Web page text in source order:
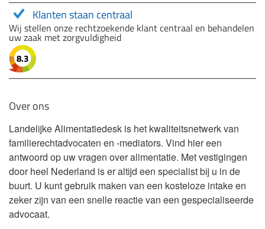
Klanten staan centraal
Wij stellen onze rechtzoekende klant centraal en behandelen
uw zaak met zorgvuldigheid
8.3
Over ons
Landelijke Alimentatiedesk is het kwaliteitsnetwerk van
familierechtadvocaten en -mediators. Vind hier een
antwoord op uw vragen over alimentatie. Met vestigingen
door heel Nederland is er altijd een specialist bij u in de
buurt. U kunt gebruik maken van een kosteloze intake en
zeker zijn van een snelle reactie van een gespecialiseerde
advocaat.